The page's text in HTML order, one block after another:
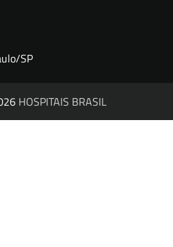
SP
HOSPITAIS BRASIL